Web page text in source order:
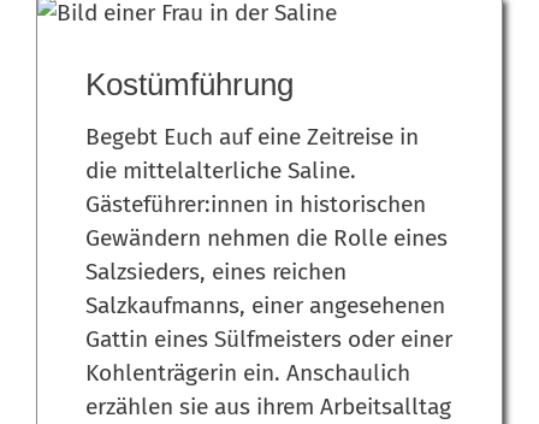
Kostümführung
Begebt Euch auf eine Zeitreise in
die mittelalterliche Saline.
Gästeführer:innen in historischen
Gewändern nehmen die Rolle eines
Salzsieders, eines reichen
Salzkaufmanns, einer angesehenen
Gattin eines Sülfmeisters oder einer
Kohlenträgerin ein. Anschaulich
erzählen sie aus ihrem Arbeitsalltag